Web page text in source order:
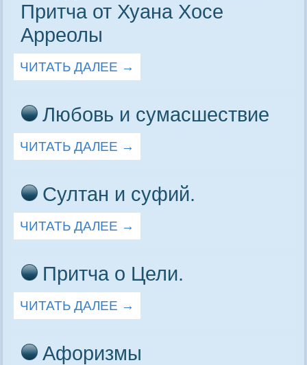
Притча от Хуана Хосе
Арреолы
ЧИТАТЬ ДАЛЕЕ →
Любовь и сумасшествие
ЧИТАТЬ ДАЛЕЕ →
Султан и суфий.
ЧИТАТЬ ДАЛЕЕ →
Притча о Цели.
ЧИТАТЬ ДАЛЕЕ →
Афоризмы